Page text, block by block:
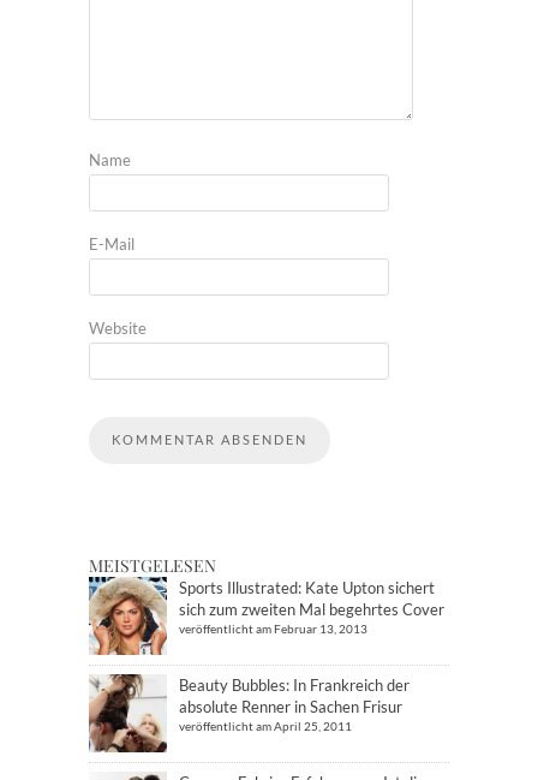
Name
E-Mail
Website
MEISTGELESEN
Sports Illustrated: Kate Upton sichert
sich zum zweiten Mal begehrtes Cover
veröffentlicht am Februar 13, 2013
Beauty Bubbles: In Frankreich der
absolute Renner in Sachen Frisur
veröffentlicht am April 25, 2011